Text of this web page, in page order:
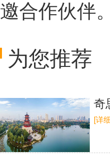
邀合作伙伴。
为您推荐
奇
[详